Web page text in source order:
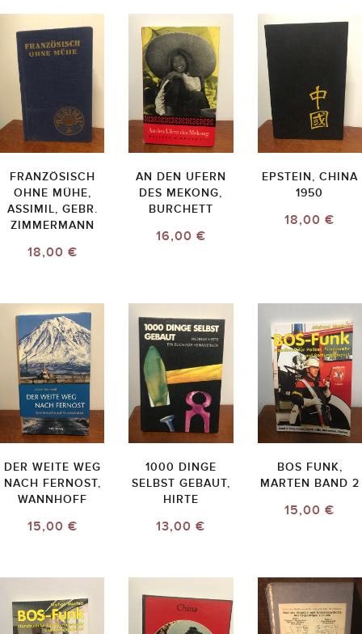
FRANZÖSISCH
OHNE MÜHE,
ASSIMIL, GEBR.
ZIMMERMANN
18,00 €
AN DEN UFERN
DES MEKONG,
BURCHETT
16,00 €
EPSTEIN, CHINA
1950
18,00 €
DER WEITE WEG
NACH FERNOST,
WANNHOFF
15,00 €
1000 DINGE
SELBST GEBAUT,
HIRTE
13,00 €
BOS FUNK,
MARTEN BAND 2
15,00 €